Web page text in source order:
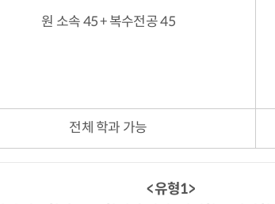
원 소속 45 + 복수전공 45
전체 학과 가능
<유형1>